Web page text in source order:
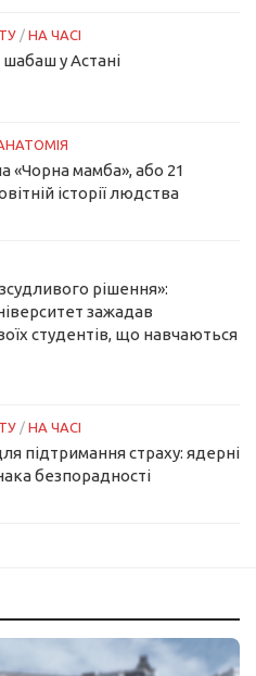
/ НА ЧАСІ
у Астані
«Чорна мамба», або 21
історії людства
рішення»:
зажадав
студентів, що навчаються
/ НА ЧАСІ
підтримання страху: ядерні
безпорадності